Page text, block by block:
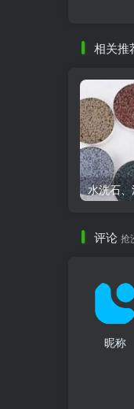
古
相关推
评论 抢
昵称